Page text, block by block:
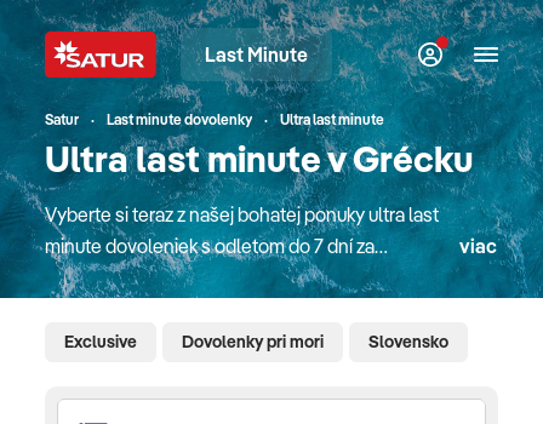
Last Minute
Satur Last minute dovolenky Ultra last minute
Ultra last minute v Grécku
Vyberte si teraz z našej bohatej ponuky ultra last
minute dovoleniek s odletom do 7 dní za
vynikajúce ceny! Všetky dovolenky zobrazujeme za
Obľúbené dovolenkové destinácie pri mori s CK
rodiny s deťmi, last moment poznávacie zájazdy do
viac
Exclusive Dovolenky pri mori Slovensko